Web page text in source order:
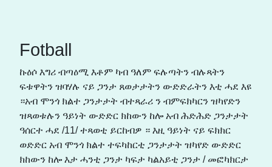
Fotball
ኩዕሶ እግሪ ብጣዕሚ እቶም ካብ ዓለም ፍሉጣትን ብሉጻትን
ፍቱዋትን ዝባሃሉ ናይ ጋንታ ጸወታታትን ውድድራትን እቲ ሓደ እዩ
።አብ ሞንጎ ክልተ ጋንታታት ብተጻራሪ ን ብምፍክካርን ዝካየድን
ዝጻወቱሉን ዓይነት ውድድር ክከውን ከሎ አብ ሕድሕድ ጋንታታት
ዓሰርተ ሓደ /11/ ተጻወቲ ይርከብዎ ። እዚ ዓይነት ናይ ፍክክር
ወድድር አብ ሞንጎ ክልተ ተፍካከርቲ ጋንታታት ዝካየድ ውድድር
ክከውን ከሎ እታ ሓንቲ ጋንታ ካፍታ ካልአይቲ ጋንታ / መፎካክርታ